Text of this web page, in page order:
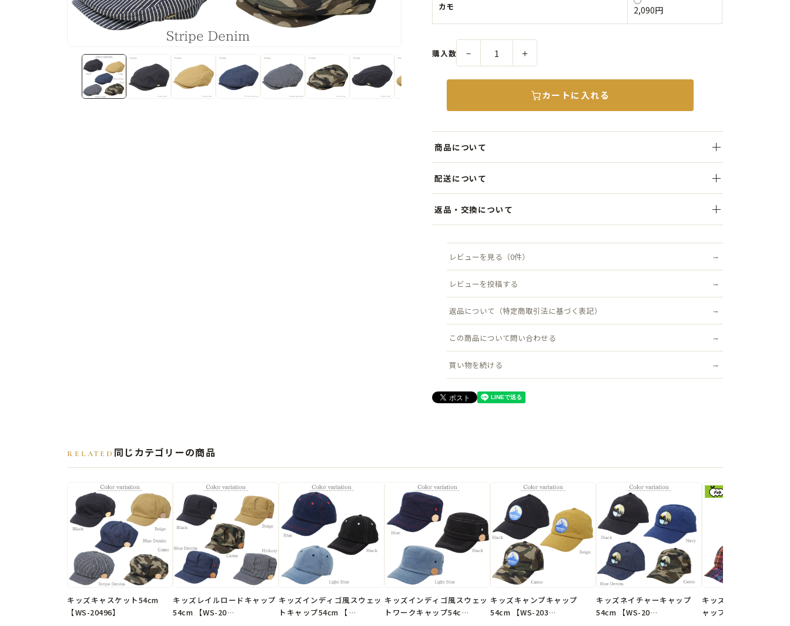
カモ 2,090円
購入数 － ＋
カートに入れる
商品について
後ろ部分にはゴムを入れてあるので、成長期のお子さまの頭にもフィットしやすく、
ちろん、普段のカジュアルスタイルにも合わせやすいのが魅力。
シャツやジャケットに合わせればクラシックな印象に、デニムやTシャツに合わせれ
軽やかなかぶり心地で、長時間かぶっても快適。季節を問わず使いやすいデザイン
で、ひとつあるとお子さまのおしゃれの幅がぐっと広がるアイテムです。
●サイズ
頭回り：約54cm KID'S
●素材
●生産国
中国製
※弊社オリジナル企画デザインの商品です。
配送について
します。クリックポスト（追跡可能・ポスト投函）対象商品は送料無料です。
配送について詳しく見る →
返品・交換について
料は当店負担）。
返品について詳しく見る →
レビューを見る（0件）
レビューを投稿する
返品について（特定商取引法に基づく表記）
この商品について問い合わせる
買い物を続ける
RELATED 同じカテゴリーの商品
キッズキャスケット54cm
【WS-20496】
キッズレイルロードキャップ
54cm 【WS-20…
キッズインディゴ風スウェッ
トキャップ54cm 【…
キッズインディゴ風スウェッ
トワークキャップ54c…
キッズキャンプキャップ
54cm 【WS-203…
キッズネイチャーキャップ
54cm 【WS-20…
キッズエスニックメッ
ャップ 54cm 【W…